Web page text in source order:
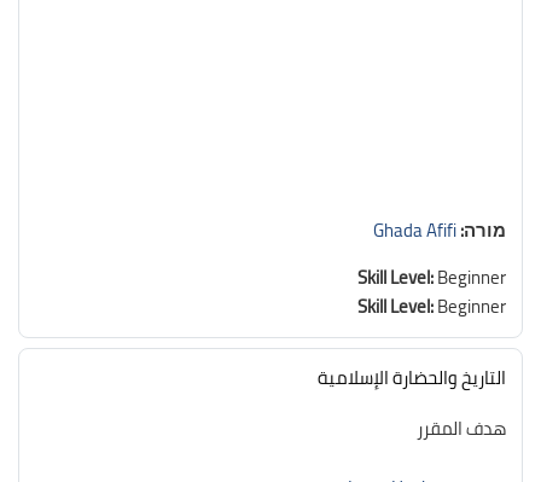
מורה:Ghada Afifi
Skill Level:Beginner
Skill Level:Beginner
التاريخ والحضارة الإسلامية
هدف المقرر